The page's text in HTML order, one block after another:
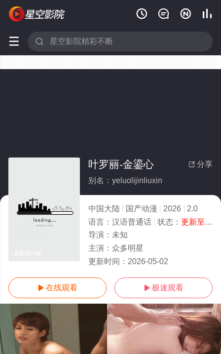
   
 
 分享
叶罗丽-金鎏心
别名：yeluolijinliuxin
中国大陆 国产动漫 2026
2.0
语言： 汉语普通话 状态： 更新至04集
导演： 未知
主演： 众多明星
更新时间： 2026-05-02
 在线观看  极速观看